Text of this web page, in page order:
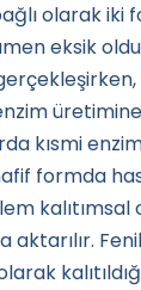
olarak iki
eksik
kısmi
formda
aktarılır.